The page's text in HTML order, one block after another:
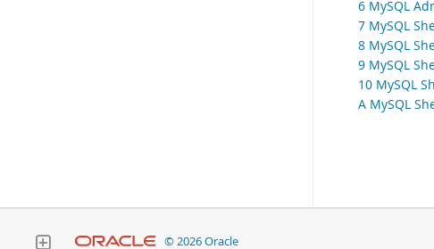
6 MySQL
7 MySQL
8 MySQL
9 MySQL
10 MySQL
A MySQL
© 2026 Oracle